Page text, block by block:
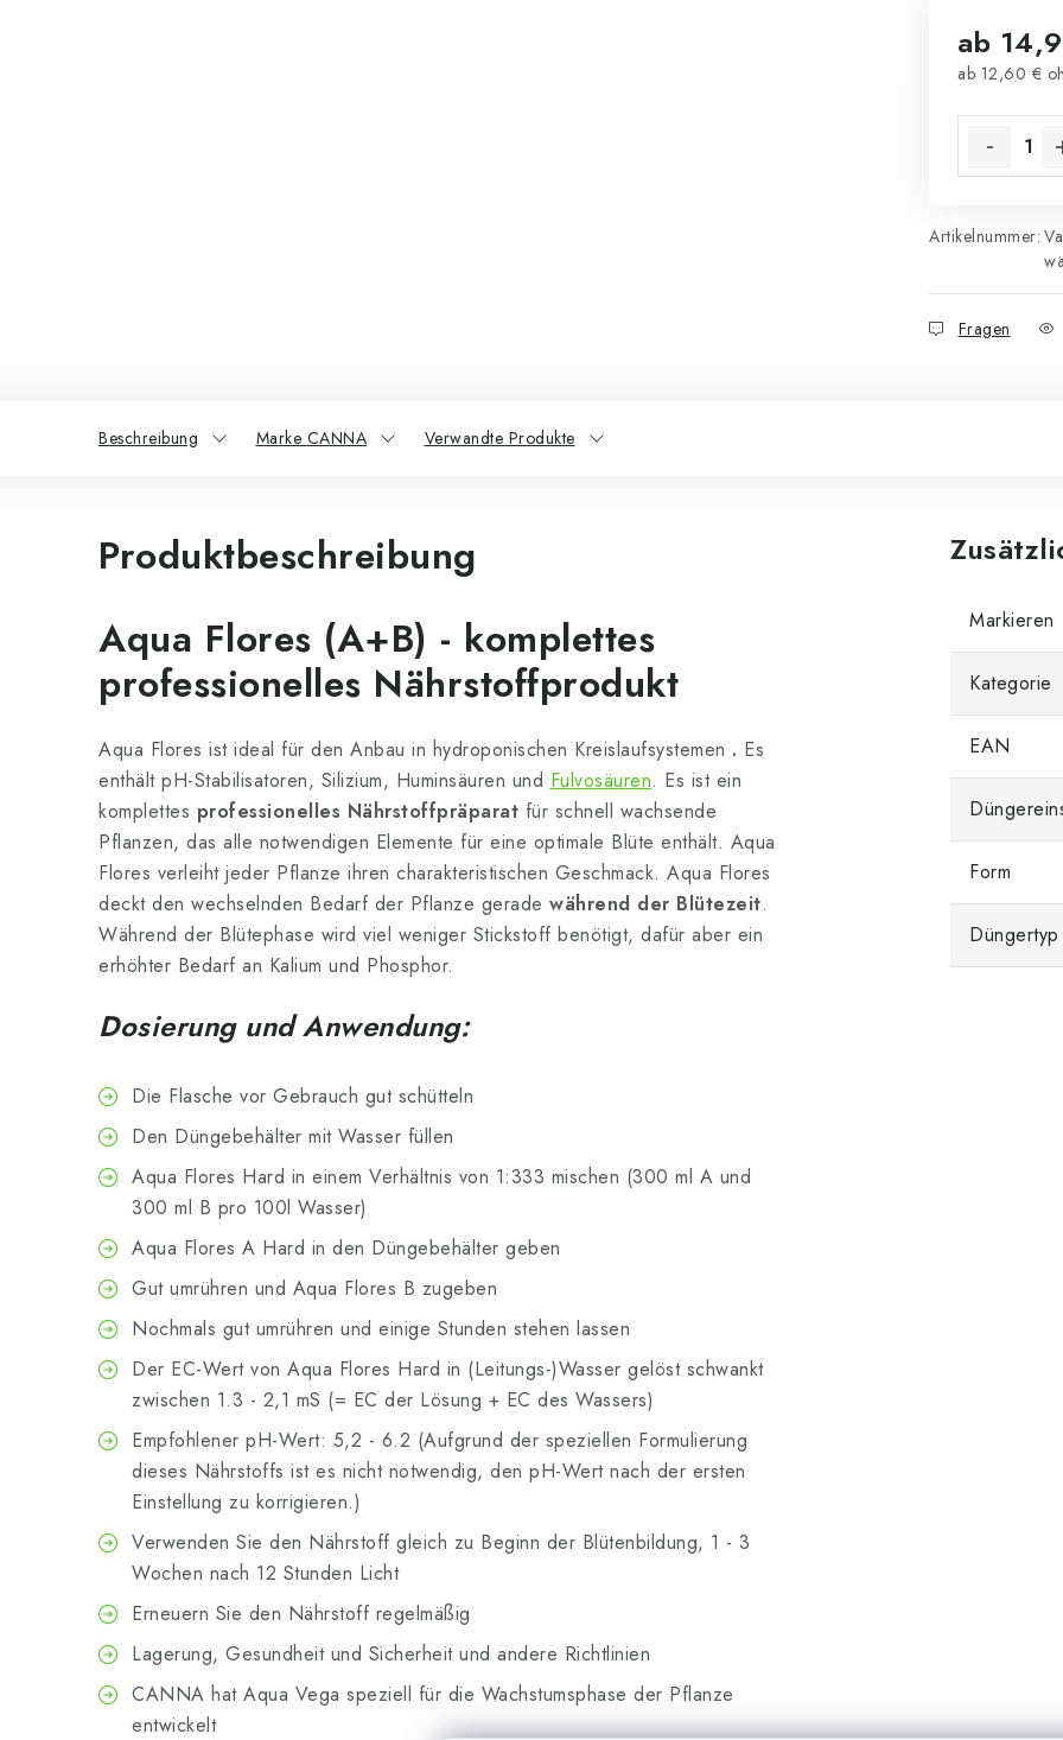
ab
ab 12,60 €
Artikelnummer:
Fragen
Beschreibung Marke CANNA Verwandte Produkte
Produktbeschreibung
Aqua Flores (A+B) - komplettes
professionelles Nährstoffprodukt
Aqua Flores ist ideal für den Anbau in hydroponischen Kreislaufsystemen . Es
enthält pH-Stabilisatoren, Silizium, Huminsäuren und Fulvosäuren. Es ist ein
komplettes professionelles Nährstoffpräparat für schnell wachsende
Pflanzen, das alle notwendigen Elemente für eine optimale Blüte enthält. Aqua
Flores verleiht jeder Pflanze ihren charakteristischen Geschmack. Aqua Flores
deckt den wechselnden Bedarf der Pflanze gerade während der Blütezeit.
Während der Blütephase wird viel weniger Stickstoff benötigt, dafür aber ein
erhöhter Bedarf an Kalium und Phosphor.
Dosierung und Anwendung:
Die Flasche vor Gebrauch gut schütteln
Den Düngebehälter mit Wasser füllen
Aqua Flores Hard in einem Verhältnis von 1:333 mischen (300 ml A und
300 ml B pro 100l Wasser)
Aqua Flores A Hard in den Düngebehälter geben
Gut umrühren und Aqua Flores B zugeben
Nochmals gut umrühren und einige Stunden stehen lassen
Der EC-Wert von Aqua Flores Hard in (Leitungs-)Wasser gelöst schwankt
zwischen 1.3 - 2,1 mS (= EC der Lösung + EC des Wassers)
Empfohlener pH-Wert: 5,2 - 6.2 (Aufgrund der speziellen Formulierung
dieses Nährstoffs ist es nicht notwendig, den pH-Wert nach der ersten
Einstellung zu korrigieren.)
Verwenden Sie den Nährstoff gleich zu Beginn der Blütenbildung, 1 - 3
Wochen nach 12 Stunden Licht
Erneuern Sie den Nährstoff regelmäßig
Lagerung, Gesundheit und Sicherheit und andere Richtlinien
CANNA hat Aqua Vega speziell für die Wachstumsphase der Pflanze
entwickelt
Markieren
Kategorie
EAN
Form
Düngertyp